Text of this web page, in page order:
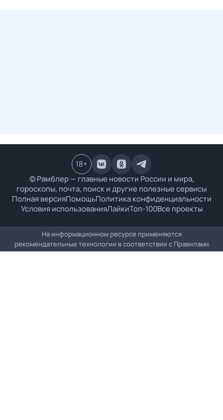
© Рамблер — главные новости России и мира,
гороскопы, почта, поиск и другие полезные сервисы
Полная версияПомощьПолитика конфиденциальности
Условия использованияЛайкиТоп-100Все проекты
18+
На информационном ресурсе применяются
рекомендательные технологии в соответствии с Правилами